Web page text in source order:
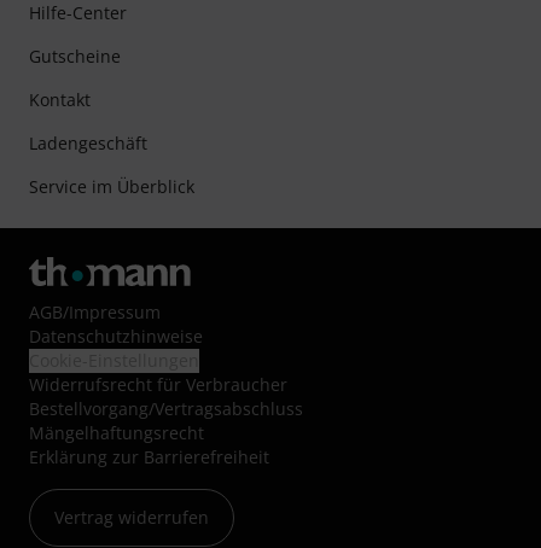
Hilfe-Center
Gutscheine
Kontakt
Ladengeschäft
Service im Überblick
AGB/Impressum
Datenschutzhinweise
Widerrufsrecht für Verbraucher
Bestellvorgang/Vertragsabschluss
Mängelhaftungsrecht
Erklärung zur Barrierefreiheit
Vertrag widerrufen